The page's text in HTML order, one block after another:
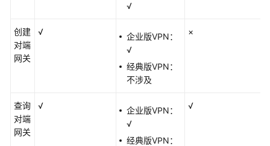
故
障
排
见
问
题
√
创建
对端
网关
√
企业版VPN：
√
经典版VPN：
不涉及
×
查询
对端
网关
√
企业版VPN：
√
经典版VPN：
√